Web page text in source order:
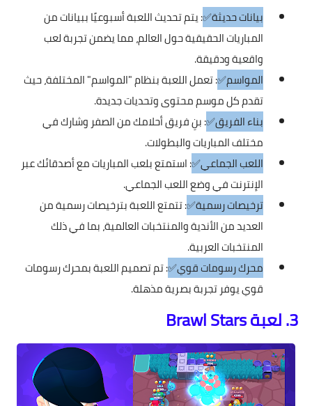
بيانات حديثة✅: يتم تحديث اللعبة أسبوعيًا ببيانات من
المباريات الحقيقية حول العالم، مما يضمن تجربة لعب
واقعية ودقيقة.
المواسم✅: تعمل اللعبة بنظام "المواسم" المختلفة، حيث
تقدم كل موسم محتوى وتحديات جديدة.
بناء الفريق✅: بنِ فريق أحلامك من الصفر وشارك في
مختلف المباريات والبطولات.
اللعب الجماعي✅: استمتع بلعب المباريات مع أصدقائك عبر
الإنترنت في وضع اللعب الجماعي.
ترخيصات رسمية✅: تتمتع اللعبة بترخيصات رسمية من
العديد من الأندية والمنتخبات العالمية، بما في ذلك
المنتخبات العربية.
محرك رسومات قوي✅: تم تصميم اللعبة بمحرك رسومات
قوي يوفر تجربة بصرية مذهلة.
3. لعبة Brawl Stars